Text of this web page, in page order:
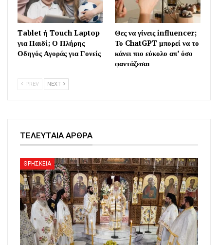
Tablet ή Touch Laptop
για Παιδί; Ο Πλήρης
Οδηγός Αγοράς για Γονείς
Θες να γίνεις influencer;
Το ChatGPT μπορεί να το
κάνει πιο εύκολο απ’ όσο
φαντάζεσαι
PREV NEXT
ΤΕΛΕΥΤΑΙΑ ΑΡΘΡΑ
ΘΡΗΣΚΕΙΑ